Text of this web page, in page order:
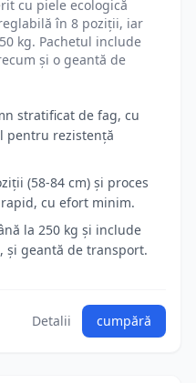
cu piele ecologică
în 8 poziții, iar
kg. Pachetul include
și o geantă de
stratificat de fag, cu
pentru rezistență
(58-84 cm) și proces
cu efort minim.
la 250 kg și include
și geantă de transport.
Detalii cumpără